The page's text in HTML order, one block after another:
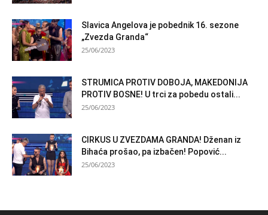
Slavica Angelova je pobednik 16. sezone
„Zvezda Granda“
25/06/2023
STRUMICA PROTIV DOBOJA, MAKEDONIJA
PROTIV BOSNE! U trci za pobedu ostali...
25/06/2023
CIRKUS U ZVEZDAMA GRANDA! Dženan iz
Bihaća prošao, pa izbačen! Popović...
25/06/2023